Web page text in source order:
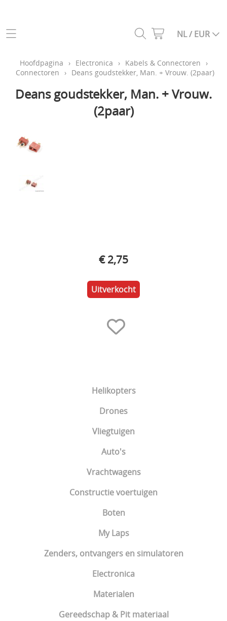
Categoriën webshop
Drones
Vliegtuigen
Vrachtwagens
Boten
Gereedschap & Pit materiaal
Hoofdpagina
Gastenboek
NL / EUR
Helikopters
Drones
Vliegtuigen
Auto's
Vrachtwagens
Constructie voertuigen
Boten
My Laps
Zenders, ontvangers en simulatoren
Electronica
Materialen
Gereedschap & Pit materiaal
Hoofdpagina › Electronica › Kabels & Connectoren
›
Connectoren
› Deans goudstekker, Man. + Vrouw. (2paar)
Deans goudstekker, Man. + Vrouw.
(2paar)
€ 2,75
Uitverkocht